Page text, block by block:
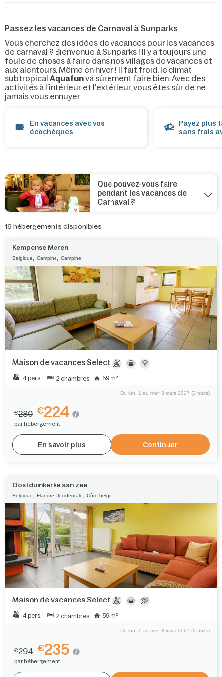
Passez les vacances de Carnaval à Sunparks
Vous cherchez des idées de vacances pour les vacances
de carnaval ? Bienvenue à Sunparks ! Il y a toujours une
foule de choses à faire dans nos villages de vacances et
aux alentours. Même en hiver ! Il fait froid, le climat
subtropical Aquafunva sûrement faire bien. Avec des
activités à l’intérieur et l’extérieur, vous êtes sûr de ne
jamais vous ennuyer.
En vacances avec vos
écochèques
Payez plus
sans frais
Que pouvez-vous faire
pendant les vacances de
Carnaval ?
18 hébergements disponibles
Kempense Meren
Belgique, Campine, Campine
Maison de vacances Select
4 pers. 2 chambres 59 m²
Du lun. 1 au mer. 3 mars 2027 (2 nuits)
€280 €224
par hébergement
En savoir plus Continuer
Oostduinkerke aan zee
Belgique, Flandre-Occidentale, Côte belge
Maison de vacances Select
4 pers. 2 chambres 59 m²
Du lun. 1 au mer. 3 mars 2027 (2 nuits)
€294 €235
par hébergement